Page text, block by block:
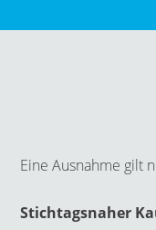
Eine Ausnahme gilt
Stichtagsnaher